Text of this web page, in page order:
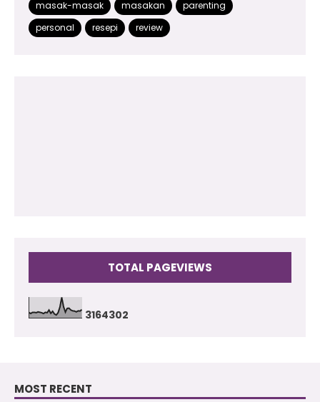
2014
masak-masak
masakan
parenting
personal
resepi review
TOTAL PAGEVIEWS
3164302
MOST RECENT